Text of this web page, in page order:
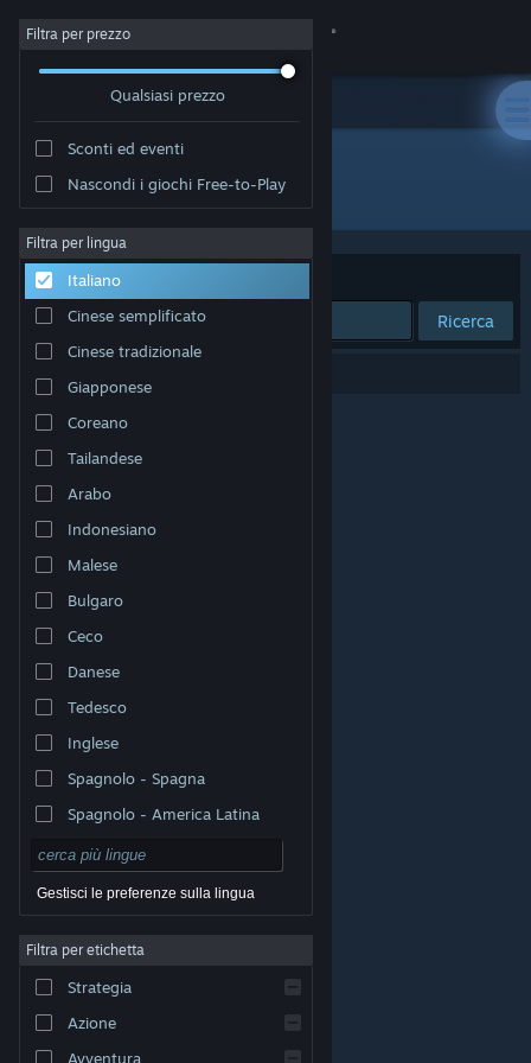
Accedi
Informazioni
Assistenza
Cambia la lingua
Ottieni l'app mobile di Steam
Visualizza il sito web per desktop
appartengono ai rispettivi proprietari negli Stati Uniti e
legali|
Steam| Rimborsi|
Filtra per prezzo
Qualsiasi prezzo
Sconti ed eventi
Nascondi i giochi Free-to-Play
Filtra per lingua
Italiano
Cinese semplificato
Cinese tradizionale
Giapponese
Coreano
Tailandese
Arabo
Indonesiano
Malese
Bulgaro
Ceco
Danese
Tedesco
Inglese
Spagnolo - Spagna
Spagnolo - America Latina
Gestisci le preferenze sulla lingua
Filtra per etichetta
Strategia
Azione
Avventura
"絶望の洞窟"
Ordina per Rilevanza
Ricerca